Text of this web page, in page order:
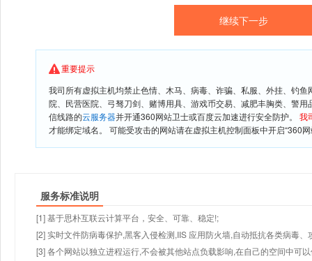
重要提示
我司所有虚拟主机均禁止色情、木马、病毒、诈骗、私服、外挂、钓
院、民营医院、弓驽刀剑、赌博用具、游戏币交易、减肥丰胸类、警
信线路的云服务器并开通360网站卫士或百度云加速进行安全防护。 我
才能绑定域名。 可能受攻击的网站请在虚拟主机控制面板中开启“360
服务标准说明
[1] 基于思朴互联云计算平台，安全、可靠、稳定!;
[2] 实时文件防病毒保护,黑客入侵检测,IIS 应用防火墙,自动抵抗各类病毒、
[3] 各个网站以独立进程运行,不会被其他站点负载影响,在自己的空间中可